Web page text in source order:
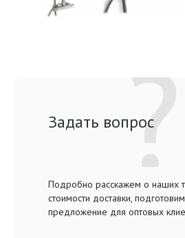
Задать вопрос
Подробно расскажем о наших
стоимости доставки,
предложение для оптовых